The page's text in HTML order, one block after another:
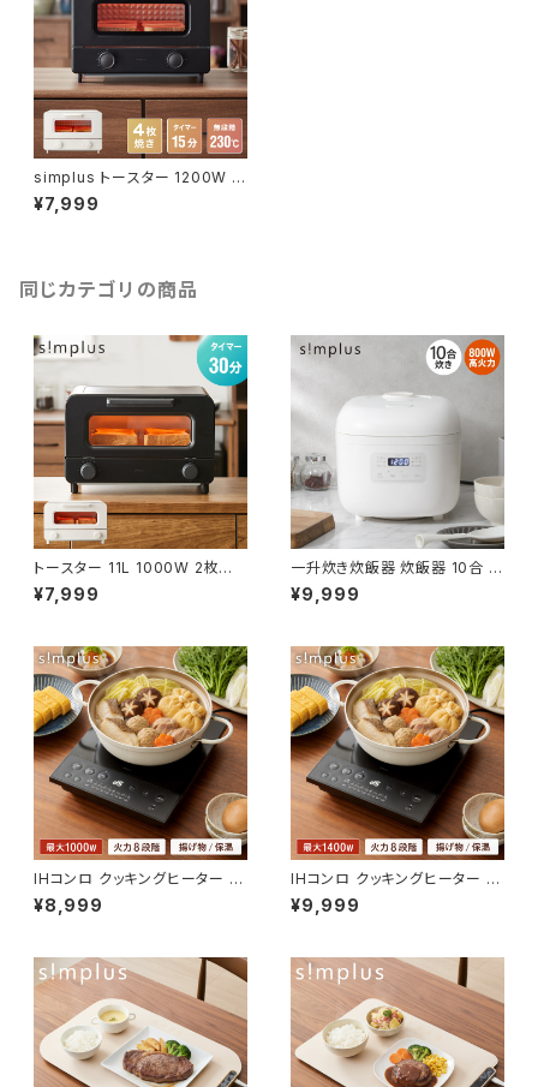
simplus トースター 1200W 4
枚焼き オーブントースター 8
0℃~230℃ タイマー付き 温度
¥7,999
同じカテゴリの商品
トースター 11L 1000W 2枚焼き
オーブントースター 100℃~23
0℃ タイマー付き 温度無段階調
lus シンプラス SP-TT02【送料
無料】
¥7,999
一升炊き炊飯器 炊飯器 10合 マ
イコン式 炊飯ジャー 白米 無洗
米 早炊き 玄米 お粥 雑穀米 ス
れ簡単 simplus シンプラス SP
-RCMC10【送料無料】
¥9,999
IHコンロ クッキングヒーター 10
00W 卓上IH調理器 1口 8段階
揚げ物 高火力 切り忘れ防止 保
simplus シンプラス SP-NIHC
01-BK【送料無料】
¥8,999
IHコンロ クッキングヒーター 14
00W 卓上IH調理器 1口 8段階
揚げ物 高火力 切り忘れ防止 保
simplus シンプラス SP-NIHC
02-BK【送料無料】
¥9,999